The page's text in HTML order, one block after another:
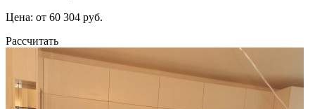
Цена: от 60 304 руб.
Рассчитать